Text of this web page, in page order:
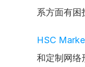
系方面有困
HSC
和定制网络